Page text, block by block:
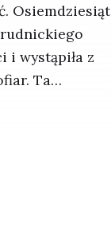
Osiemdziesiąt
i wystąpiła z
Ta